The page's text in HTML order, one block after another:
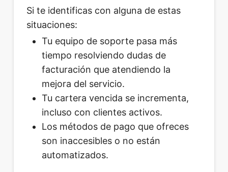
Si te identificas con alguna de estas
situaciones:
Tu equipo de soporte pasa más
tiempo resolviendo dudas de
facturación que atendiendo la
mejora del servicio.
Tu cartera vencida se incrementa,
incluso con clientes activos.
Los métodos de pago que ofreces
son inaccesibles o no están
automatizados.